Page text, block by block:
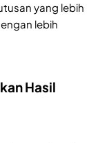
yang lebih
lebih
Hasil